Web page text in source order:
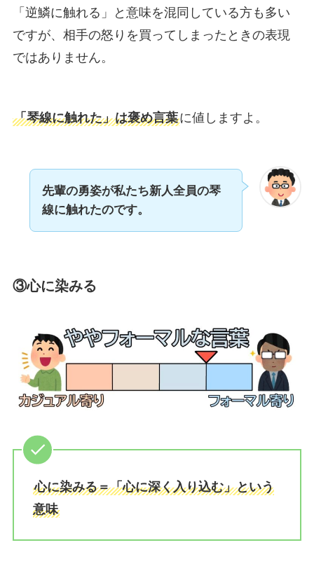
「逆鱗に触れる」と意味を混同している方も多い
ですが、相手の怒りを買ってしまったときの表現
ではありません。
「琴線に触れた」は褒め言葉に値しますよ。
先輩の勇姿が私たち新人全員の琴
線に触れたのです。
③心に染みる
心に染みる＝「心に深く入り込む」という
意味